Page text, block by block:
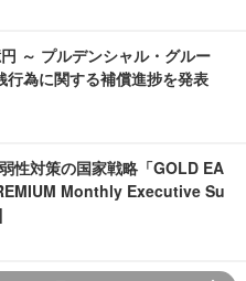
～ プルデンシャル・グルー
行為に関する補償進捗を発表
性対策の国家戦略「GOLD EA
Monthly Executive Su